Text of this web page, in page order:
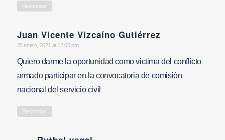
Responder
Juan Vicente Vizcaíno Gutiérrez
says:
25 enero, 2021 at 12:05 pm
Quiero darme la oportunidad como victima del conflicto
armado participar en la convocatoria de comisión
nacional del servicio civil
Responder